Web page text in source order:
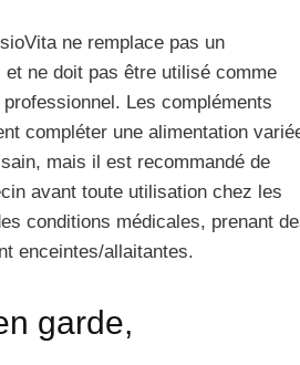
ne remplace pas un
ne doit pas être utilisé comme
Les compléments
compléter une alimentation
mais il est recommandé de
avant toute utilisation chez les
conditions médicales, prenant
enceintes/allaitantes.
garde,